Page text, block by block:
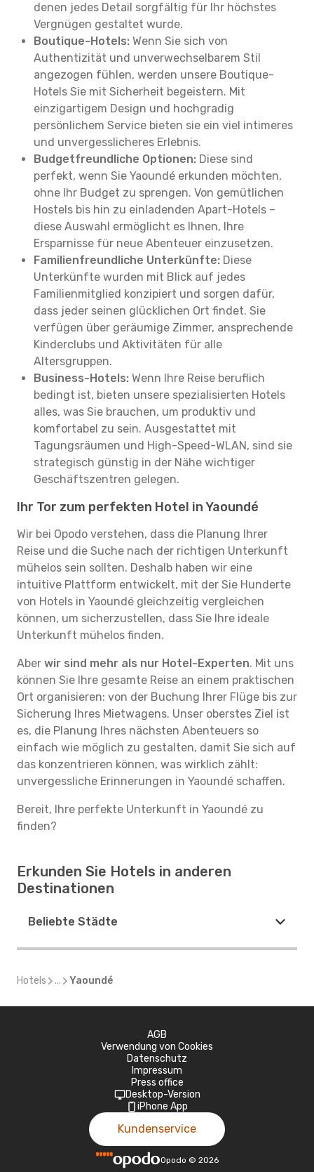
denen jedes Detail sorgfältig für Ihr höchstes
Vergnügen gestaltet wurde.
Boutique-Hotels: Wenn Sie sich von
Authentizität und unverwechselbarem Stil
angezogen fühlen, werden unsere Boutique-
Hotels Sie mit Sicherheit begeistern. Mit
einzigartigem Design und hochgradig
persönlichem Service bieten sie ein viel intimeres
und unvergesslicheres Erlebnis.
Budgetfreundliche Optionen: Diese sind
perfekt, wenn Sie Yaoundé erkunden möchten,
ohne Ihr Budget zu sprengen. Von gemütlichen
Hostels bis hin zu einladenden Apart-Hotels –
diese Auswahl ermöglicht es Ihnen, Ihre
Ersparnisse für neue Abenteuer einzusetzen.
Familienfreundliche Unterkünfte: Diese
Unterkünfte wurden mit Blick auf jedes
Familienmitglied konzipiert und sorgen dafür,
dass jeder seinen glücklichen Ort findet. Sie
verfügen über geräumige Zimmer, ansprechende
Kinderclubs und Aktivitäten für alle
Altersgruppen.
Business-Hotels: Wenn Ihre Reise beruflich
bedingt ist, bieten unsere spezialisierten Hotels
alles, was Sie brauchen, um produktiv und
komfortabel zu sein. Ausgestattet mit
Tagungsräumen und High-Speed-WLAN, sind sie
strategisch günstig in der Nähe wichtiger
Geschäftszentren gelegen.
Ihr Tor zum perfekten Hotel in Yaoundé
Wir bei Opodo verstehen, dass die Planung Ihrer
Reise und die Suche nach der richtigen Unterkunft
mühelos sein sollten. Deshalb haben wir eine
intuitive Plattform entwickelt, mit der Sie Hunderte
von Hotels in Yaoundé gleichzeitig vergleichen
können, um sicherzustellen, dass Sie Ihre ideale
Unterkunft mühelos finden.
Aber wir sind mehr als nur Hotel-Experten. Mit uns
können Sie Ihre gesamte Reise an einem praktischen
Ort organisieren: von der Buchung Ihrer Flüge bis zur
Sicherung Ihres Mietwagens. Unser oberstes Ziel ist
es, die Planung Ihres nächsten Abenteuers so
einfach wie möglich zu gestalten, damit Sie sich auf
das konzentrieren können, was wirklich zählt:
unvergessliche Erinnerungen in Yaoundé schaffen.
Bereit, Ihre perfekte Unterkunft in Yaoundé zu
finden?
Erkunden Sie Hotels in anderen
Destinationen
Beliebte Städte
Hotels ... Yaoundé
AGB
Verwendung von Cookies
Datenschutz
Impressum
Press office
Desktop-Version
iPhone App
Kundenservice
Opodo © 2026